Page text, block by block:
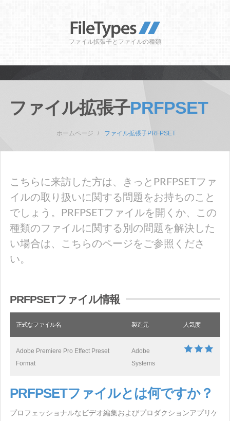
ファイル拡張子とファイルの種類
ファイル拡張子PRFPSET
ホームページ ファイル拡張子PRFPSET
こちらに来訪した方は、きっとPRFPSETファ
イルの取り扱いに関する問題をお持ちのこと
でしょう。PRFPSETファイルを開くか、この
種類のファイルに関する別の問題を解決した
い場合は、こちらのページをご参照くださ
い。
PRFPSETファイル情報
正式なファイル名 製造元 人気度
Adobe Premiere Pro Effect Preset
Format
Adobe
Systems
PRFPSETファイルとは何ですか？
プロフェッショナルなビデオ編集およびプロダクションアプリケ